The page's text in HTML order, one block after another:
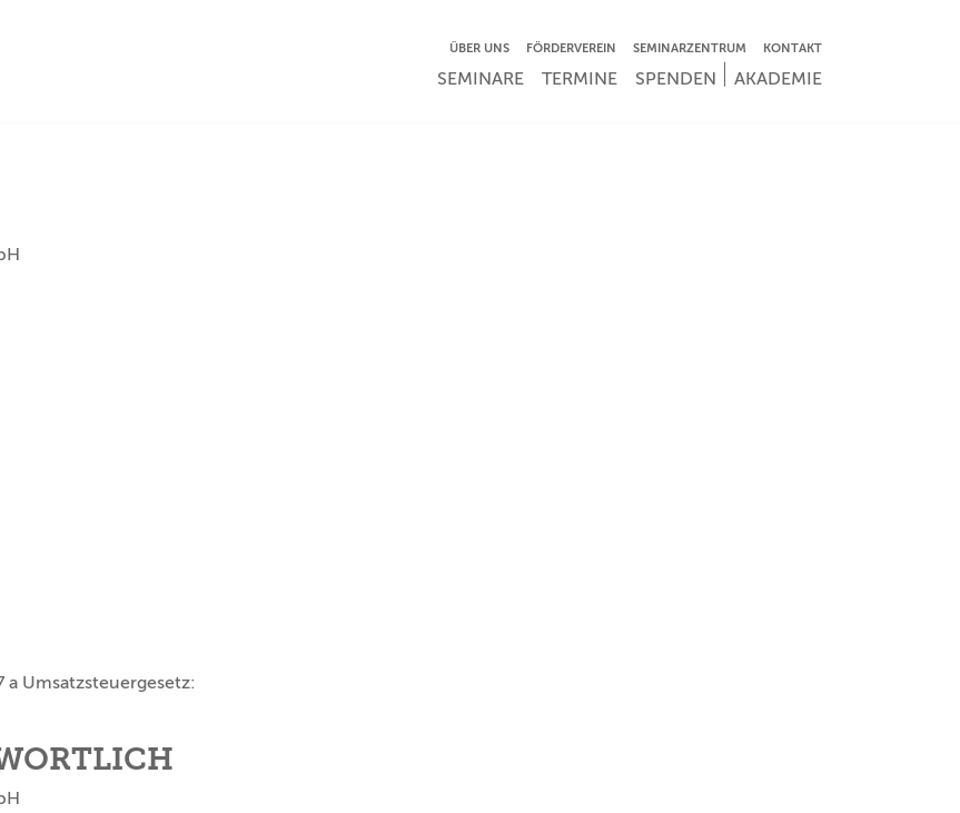
NAVIGATION ÜBERSPRINGEN
ÜBER UNS FÖRDERVEREIN SEMINARZENTRUM KONTAKT
NAVIGATION ÜBERSPRINGEN
SEMINARE TERMINE SPENDEN AKADEMIE
Umsatzsteuergesetz: